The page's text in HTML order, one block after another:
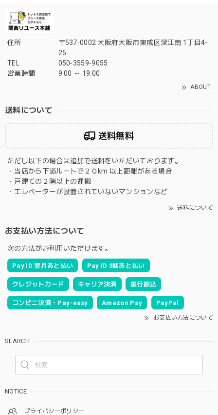
住所
〒537-0002 大阪府大阪市東成区深江南 1丁目4-
25
TEL
050-3559-9055
営業時間
9:00 ～ 19:00
ABOUT
送料について
送料無料
ただし以下の場合は追加で送料をいただいております。
・当店から下道ルートで２０km 以上距離がある場合
・戸建ての２階以上の運搬
・エレベーターが設置されていないマンションなど
送料について
お支払い方法について
次の方法がご利用いただけます。
Pay ID 翌月あと払い Pay ID 3回あと払い
クレジットカード キャリア決済 銀行振込
コンビニ決済・Pay-easy Amazon Pay PayPal
お支払い方法について
SEARCH
NOTICE
プライバシーポリシー